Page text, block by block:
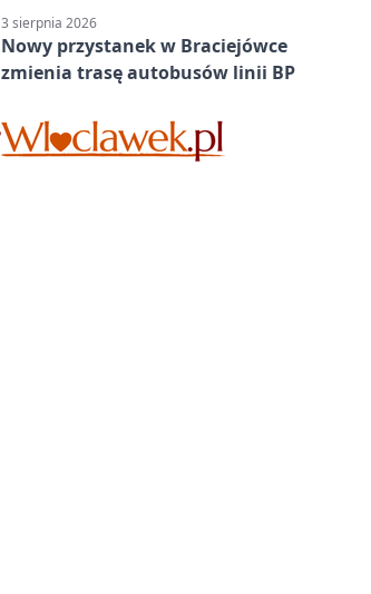
3 sierpnia 2026
Nowy przystanek w Braciejówce
zmienia trasę autobusów linii BP